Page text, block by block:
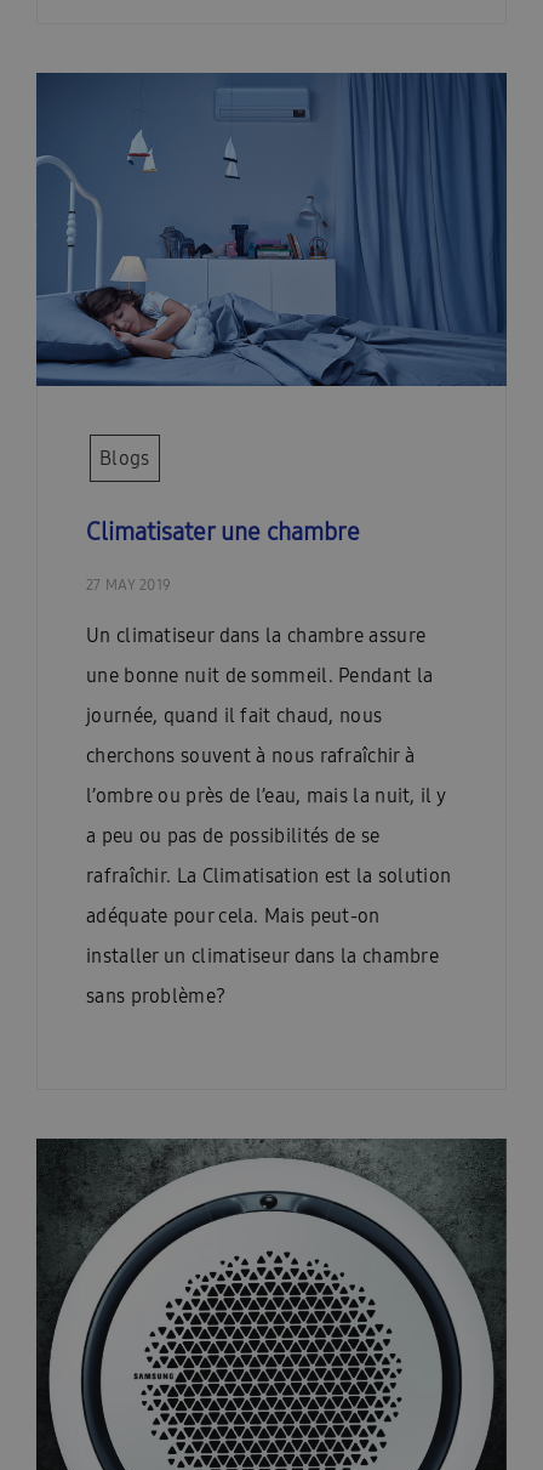
Blogs
Climatisater une chambre
27 MAY 2019
Un climatiseur dans la chambre assure
une bonne nuit de sommeil. Pendant la
journée, quand il fait chaud, nous
cherchons souvent à nous rafraîchir à
l’ombre ou près de l’eau, mais la nuit, il y
a peu ou pas de possibilités de se
rafraîchir. La Climatisation est la solution
adéquate pour cela. Mais peut-on
installer un climatiseur dans la chambre
sans problème?